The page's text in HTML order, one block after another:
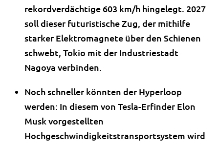
rekordverdächtige 603 km/h hingelegt. 2027
soll dieser futuristische Zug, der mithilfe
starker Elektromagnete über den Schienen
schwebt, Tokio mit der Industriestadt
Nagoya verbinden.
Noch schneller könnten der Hyperloop
werden: In diesem von Tesla-Erfinder Elon
Musk vorgestellten
Hochgeschwindigkeitstransportsystem wird